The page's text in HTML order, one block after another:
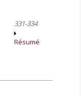
331-334
Résumé